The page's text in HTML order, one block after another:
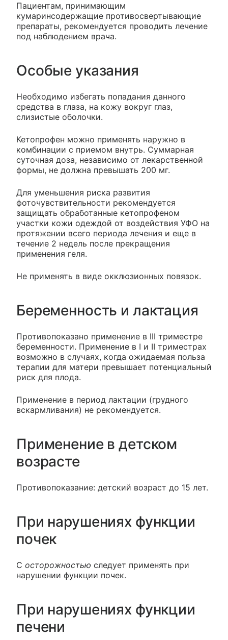
Пациентам, принимающим
кумаринсодержащие противосвертывающие
препараты, рекомендуется проводить лечение
под наблюдением врача.
Особые указания
Необходимо избегать попадания данного
средства в глаза, на кожу вокруг глаз,
слизистые оболочки.
Кетопрофен можно применять наружно в
комбинации с приемом внутрь. Суммарная
суточная доза, независимо от лекарственной
формы, не должна превышать 200 мг.
Для уменьшения риска развития
фоточувствительности рекомендуется
защищать обработанные кетопрофеном
участки кожи одеждой от воздействия УФО на
протяжении всего периода лечения и еще в
течение 2 недель после прекращения
применения геля.
Не применять в виде окклюзионных повязок.
Беременность и лактация
Противопоказано применение в III триместре
беременности. Применение в I и II триместрах
возможно в случаях, когда ожидаемая польза
терапии для матери превышает потенциальный
риск для плода.
Применение в период лактации (грудного
вскармливания) не рекомендуется.
Применение в детском
возрасте
Противопоказание: детский возраст до 15 лет.
При нарушениях функции
почек
С осторожностью следует применять при
нарушении функции почек.
При нарушениях функции
печени